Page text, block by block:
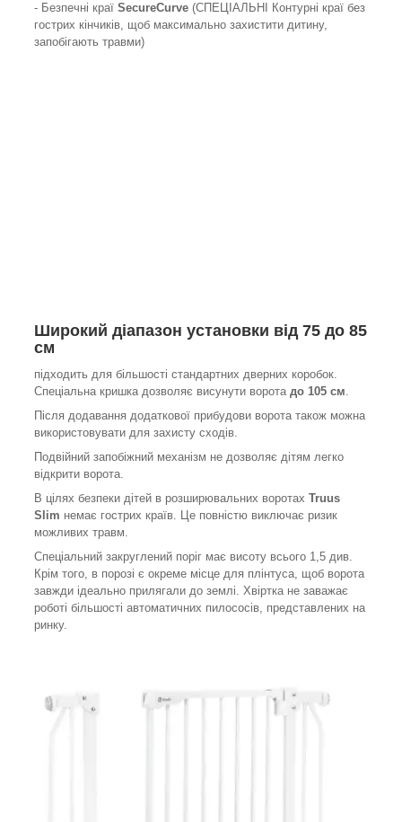
Широкий діапазон установки від 75 до 85
см
підходить для більшості стандартних дверних коробок.
Спеціальна кришка дозволяє висунути ворота до 105 см.
Після додавання додаткової прибудови ворота також можна
використовувати для захисту сходів.
Подвійний запобіжний механізм не дозволяє дітям легко
відкрити ворота.
В цілях безпеки дітей в розширювальних воротах Truus
Slim немає гострих країв. Це повністю виключає ризик
можливих травм.
Спеціальний закруглений поріг має висоту всього 1,5 див.
Крім того, в порозі є окреме місце для плінтуса, щоб ворота
завжди ідеально прилягали до землі. Хвіртка не заважає
роботі більшості автоматичних пилососів, представлених на
ринку.
- Безпечні краї SecureCurve (СПЕЦІАЛЬНІ Контурні краї без
гострих кінчиків, щоб максимально захистити дитину,
запобігають травми)